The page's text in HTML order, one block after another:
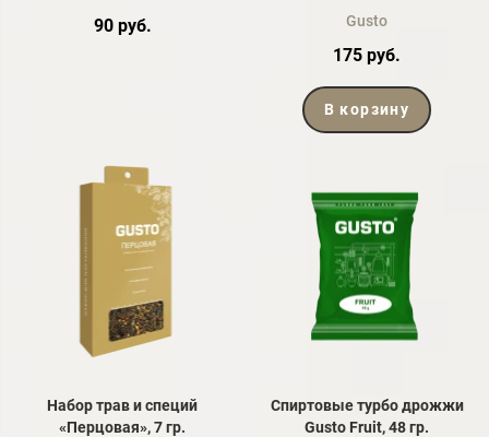
90 руб.
Gusto
175 руб.
В корзину
Набор трав и специй
«Перцовая», 7 гр.
Спиртовые турбо дрожжи
Gusto Fruit, 48 гр.